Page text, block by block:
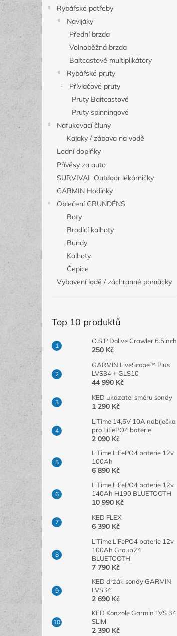
Rybářské potřeby
Navijáky
Přední brzda
Volnoběžná brzda
Baitcastové multiplikátory
Rybářské pruty
Přívlačové pruty
Pruty Baitcastové
Pruty spinningové
Nafukovací čluny
Kajaky / zábava na vodě
Lodní doplňky
Přívěsy za auto
SURVIVAL Outdoor lékárničky
GARMIN Hodinky
Oblečení GRUNDÉNS
Boty
Brodící kalhoty
Bundy
Kalhoty
Čepice
Vybavení lodě / záchranné pomůcky
Top 10 produktů
O.S.P Dolive Crawler 6.5inch
250 Kč
GARMIN LiveScope™ Plus
LVS34 + GLS10
44 990 Kč
KED ukazatel směru sondy
1 290 Kč
LiTime 14,6V 10A nabíječka
pro LiFePO4 baterie
2 090 Kč
LiTime LiFePO4 baterie 12v
100Ah
6 890 Kč
LiTime LiFePO4 baterie 12v
140Ah H190 BLUETOOTH
10 990 Kč
KED FLEX
6 390 Kč
LiTime LiFePO4 baterie 12v
100Ah Group24
BLUETOOTH
7 790 Kč
KED držák sondy GARMIN
LVS34
2 690 Kč
KED Konzole Garmin LVS 34
SLIM
2 390 Kč